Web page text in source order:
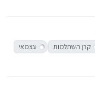
קרן השתלמות
עצמאי